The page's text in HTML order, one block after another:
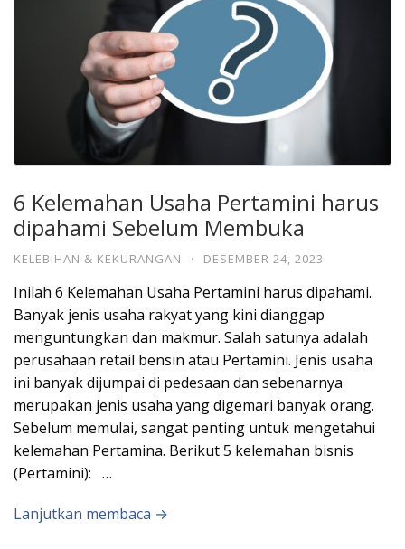
6 Kelemahan Usaha Pertamini harus
dipahami Sebelum Membuka
KELEBIHAN & KEKURANGAN · DESEMBER 24, 2023
Inilah 6 Kelemahan Usaha Pertamini harus dipahami.
Banyak jenis usaha rakyat yang kini dianggap
menguntungkan dan makmur. Salah satunya adalah
perusahaan retail bensin atau Pertamini. Jenis usaha
ini banyak dijumpai di pedesaan dan sebenarnya
merupakan jenis usaha yang digemari banyak orang.
Sebelum memulai, sangat penting untuk mengetahui
kelemahan Pertamina. Berikut 5 kelemahan bisnis
(Pertamini): …
Lanjutkan membaca →